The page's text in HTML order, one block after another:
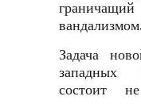
Задача
западных
состоит